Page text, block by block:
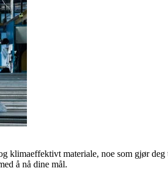
klimaeffektivt materiale, noe som gjør
å nå dine mål.